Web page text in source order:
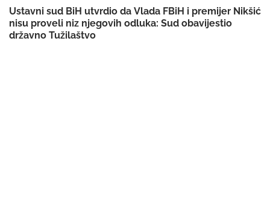
Ustavni sud BiH utvrdio da Vlada FBiH i premijer Nikšić
nisu proveli niz njegovih odluka: Sud obavijestio
državno Tužilaštvo